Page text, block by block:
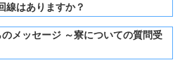
線はありますか？
メッセージ ～寮についての質問受